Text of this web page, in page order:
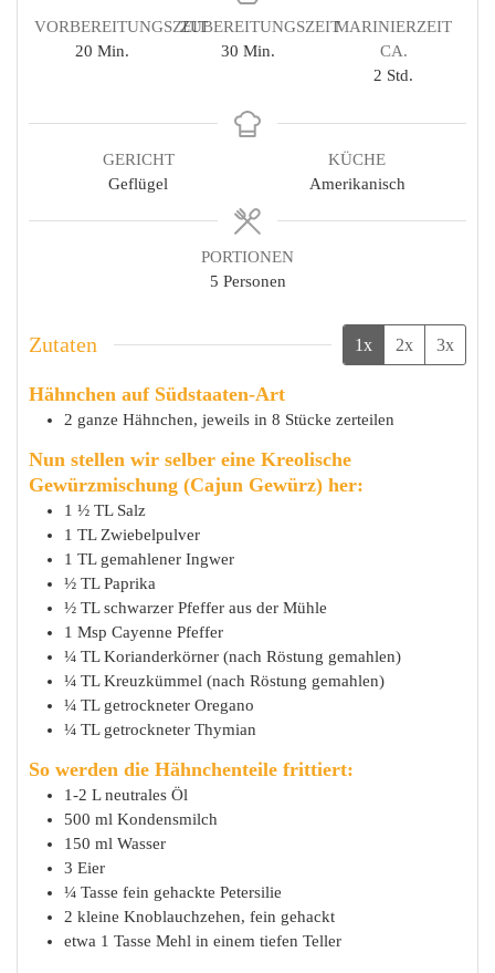
VORBEREITUNGSZEIT
20Minuten
Min.
ZUBEREITUNGSZEIT
30Minuten
Min.
MARINIERZEIT
CA.
2 Stunden
Std.
GERICHT
Geflügel
KÜCHE
Amerikanisch
PORTIONEN
5 Personen
Zutaten 1x 2x 3x
Hähnchen auf Südstaaten-Art
2 ganze Hähnchen, jeweils in 8 Stücke zerteilen
Nun stellen wir selber eine Kreolische
Gewürzmischung (Cajun Gewürz) her:
1 ½ TL Salz
1 TL Zwiebelpulver
1 TL gemahlener Ingwer
½ TL Paprika
½ TL schwarzer Pfeffer aus der Mühle
1 Msp Cayenne Pfeffer
¼ TL Korianderkörner (nach Röstung gemahlen)
¼ TL Kreuzkümmel (nach Röstung gemahlen)
¼ TL getrockneter Oregano
¼ TL getrockneter Thymian
So werden die Hähnchenteile frittiert:
1-2 L neutrales Öl
500 ml Kondensmilch
150 ml Wasser
3 Eier
¼ Tasse fein gehackte Petersilie
2 kleine Knoblauchzehen, fein gehackt
etwa 1 Tasse Mehl in einem tiefen Teller